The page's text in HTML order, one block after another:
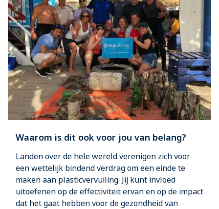
Waarom is dit ook voor jou van belang?
Landen over de hele wereld verenigen zich voor
een wettelijk bindend verdrag om een einde te
maken aan plasticvervuiling. Jij kunt invloed
uitoefenen op de effectiviteit ervan en op de impact
dat het gaat hebben voor de gezondheid van